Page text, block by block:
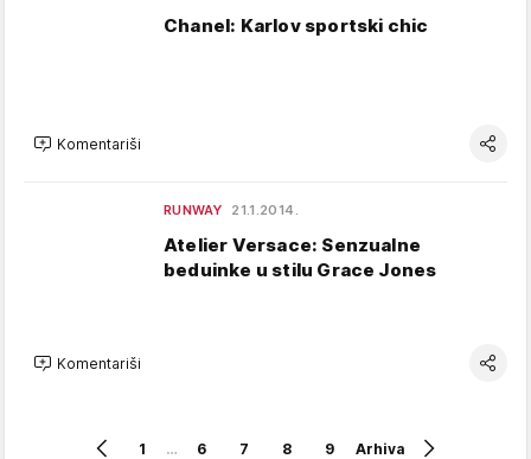
Chanel: Karlov sportski chic
Komentariši
RUNWAY 21.1.2014.
Atelier Versace: Senzualne
beduinke u stilu Grace Jones
Komentariši
1 … 6 7 8 9 Arhiva